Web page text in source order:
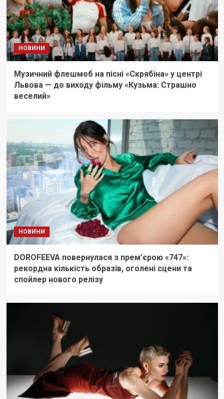
НОВИНИ
Музичний флешмоб на пісні «Скрябіна» у центрі
Львова — до виходу фільму «Кузьма: Страшно
веселий»
НОВИНИ
DOROFEEVA повернулася з прем’єрою «747»:
рекордна кількість образів, оголені сцени та
спойлер нового релізу